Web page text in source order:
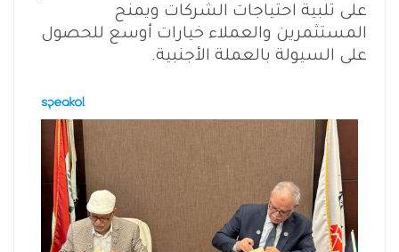
على تلبية احتياجات الشركات ويمنح
المستثمرين والعملاء خيارات أوسع للحصول
على السيولة بالعملة الأجنبية.